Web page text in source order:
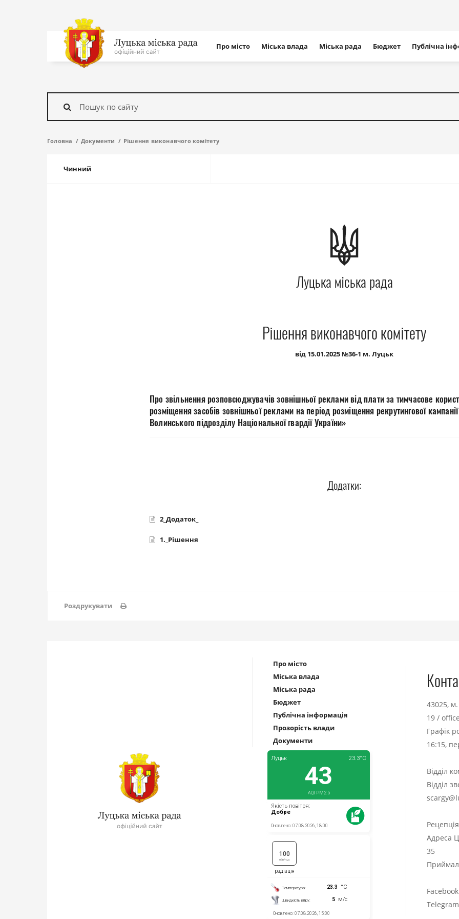
На
головну
сайту
Про місто Міська влада Міська рада Бюджет Публічна
Знайти
Головна Документи Рішення виконавчого комітету
Чинний
Луцька міська рада
Рішення виконавчого комітету
від 15.01.2025 №36-1 м. Луцьк
Про звільнення розповсюджувачів зовнішньої реклами від плати за тимчасове
розміщення засобів зовнішньої реклами на період розміщення рекрутингової
Волинського підрозділу Національної гвардії України»
Додатки:
2_Додаток_
1._Рішення
Роздрукувати
Про місто
Міська влада
Міська рада
Бюджет
Публічна інформація
Прозорість влади
Документи
43025,
19 /
Графік
16:15,
Відділ
Відділ
Адреса
35